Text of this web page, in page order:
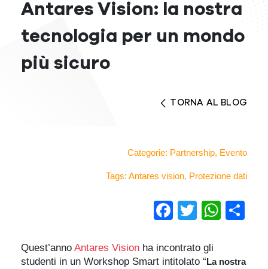
Antares Vision: la nostra
tecnologia per un mondo
più sicuro
TORNA AL BLOG
Categorie: Partnership, Evento
Tags: Antares vision, Protezione dati
Facebook
Twitter
Quest’anno Antares Vision ha incontrato gli
studenti in un Workshop Smart intitolato “La nostra